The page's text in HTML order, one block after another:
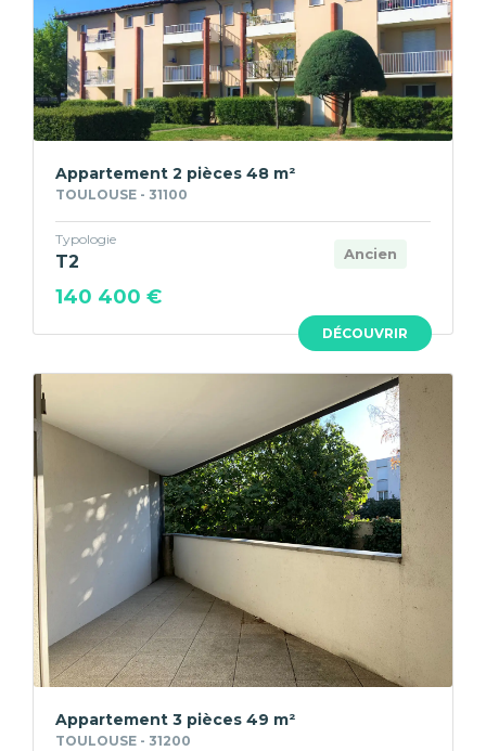
DÉCOUVRIR
Appartement 2 pièces 48 m²
TOULOUSE - 31100
Ancien
Typologie
T2
140 400 €
Appartement 3 pièces 49 m²
TOULOUSE - 31200